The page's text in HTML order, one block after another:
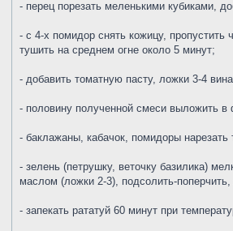
- перец порезать меленькими кубиками,
- с 4-х помидор снять кожицу, пропустить
тушить на среднем огне около 5 минут;
- добавить томатную пасту, ложки 3-4
- половину полученной смеси выложить в
- баклажаны, кабачок, помидоры
- зелень (петрушку, веточку базилика)
маслом (ложки 2-3), подсолить-
- запекать рататуй 60 минут при